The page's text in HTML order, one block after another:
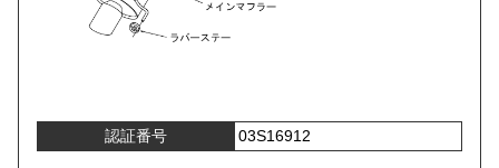
認証番号 03S16912